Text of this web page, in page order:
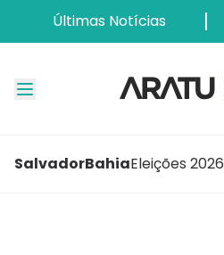
Últimas Notícias
SalvadorBahiaEleições 2026